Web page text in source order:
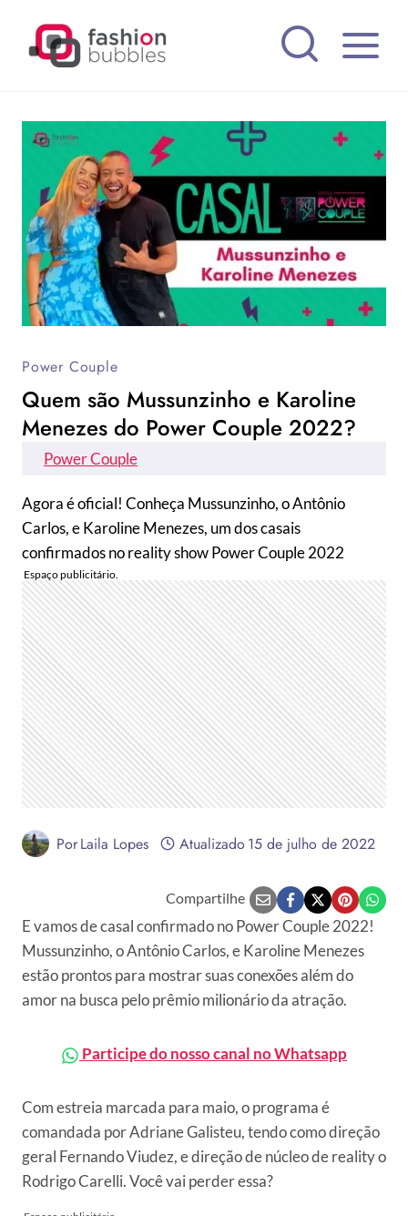
Power Couple
Quem são Mussunzinho e Karoline
Menezes do Power Couple 2022?
Power Couple
Agora é oficial! Conheça Mussunzinho, o Antônio
Carlos, e Karoline Menezes, um dos casais
confirmados no reality show Power Couple 2022
PorLaila Lopes Atualizado15 de julho de 2022
Compartilhe
E vamos de casal confirmado no Power Couple 2022!
Mussunzinho, o Antônio Carlos, e Karoline Menezes
estão prontos para mostrar suas conexões além do
amor na busca pelo prêmio milionário da atração.
Participe do nosso canal no Whatsapp
Com estreia marcada para maio, o programa é
comandada por Adriane Galisteu, tendo como direção
geral Fernando Viudez, e direção de núcleo de reality o
Rodrigo Carelli. Você vai perder essa?